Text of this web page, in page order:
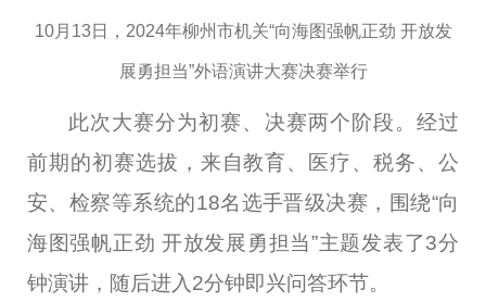
10月 13 日， 2024年柳州市机关“向海图强帆正劲 开放发
展勇担当”外语演讲大赛决赛举行
此次大赛分为初赛、决赛两个阶段。经过
前期的初赛选拔，来自教育、医疗、税务、公
安、检察等系统的18名选手晋级决赛，围绕“向
海图强帆正劲 开放发展勇担当”主题发表了3分
钟演讲，随后进入 2分钟即兴问答环节。